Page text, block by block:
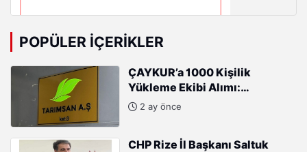
POPÜLER İÇERIKLER
ÇAYKUR’a 1000 Kişilik
Yükleme Ekibi Alımı:
Başvurular Başladı
2 ay önce
CHP Rize İl Başkanı Saltuk